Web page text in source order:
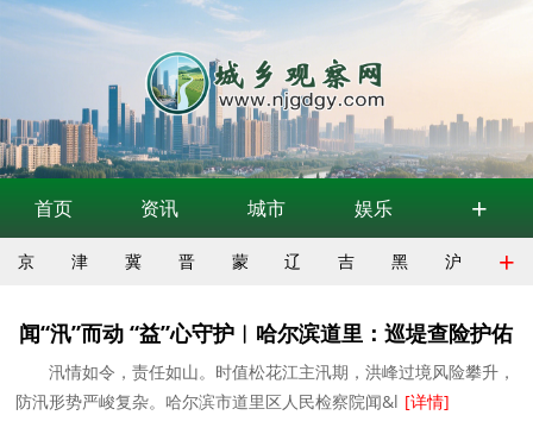
首页 资讯 城市 娱乐 +
京 津 冀 晋 蒙 辽 吉 黑 沪 +
闻“汛”而动 “益”心守护︱哈尔滨道里：巡堤查险护佑
安澜
汛情如令，责任如山。时值松花江主汛期，洪峰过境风险攀升，
防汛形势严峻复杂。哈尔滨市道里区人民检察院闻&l [详情]